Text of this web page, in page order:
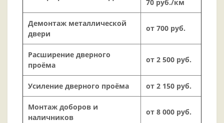
70 руб./км
Демонтаж металлической
двери
от 700 руб.
Расширение дверного
проёма
от 2 500 руб.
Усиление дверного проёма от 2 150 руб.
Монтаж доборов и
наличников
от 8 000 руб.